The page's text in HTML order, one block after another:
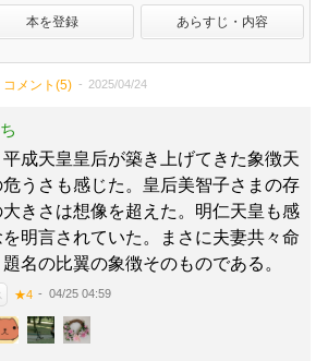
本を登録 あらすじ・内容
コメント(5) 2025/04/24
平成天皇皇后が築き上げてきた象徴天
危うさも感じた。皇后美智子さまの存
きさは想像を超えた。明仁天皇も感
明言されていた。まさに夫妻共々命
名の比翼の象徴そのものである。
★4 04/25 04:59